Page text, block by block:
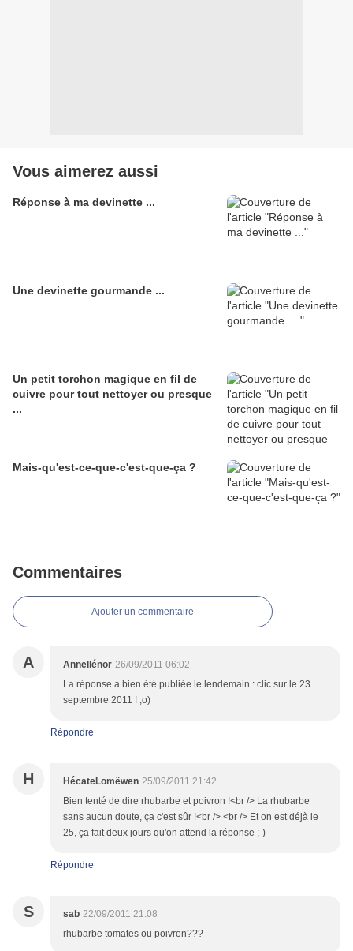
Vous aimerez aussi
Réponse à ma devinette ...
Une devinette gourmande ...
Un petit torchon magique en fil de
cuivre pour tout nettoyer ou presque
...
Mais-qu'est-ce-que-c'est-que-ça ?
Commentaires
Ajouter un commentaire
A Annellénor 26/09/2011 06:02
La réponse a bien été publiée le lendemain : clic sur le 23
septembre 2011 ! ;o)
Répondre
H HécateLomëwen 25/09/2011 21:42
Bien tenté de dire rhubarbe et poivron !<br /> La rhubarbe
sans aucun doute, ça c'est sûr !<br /> <br /> Et on est déjà le
25, ça fait deux jours qu'on attend la réponse ;-)
Répondre
S sab 22/09/2011 21:08
rhubarbe tomates ou poivron???